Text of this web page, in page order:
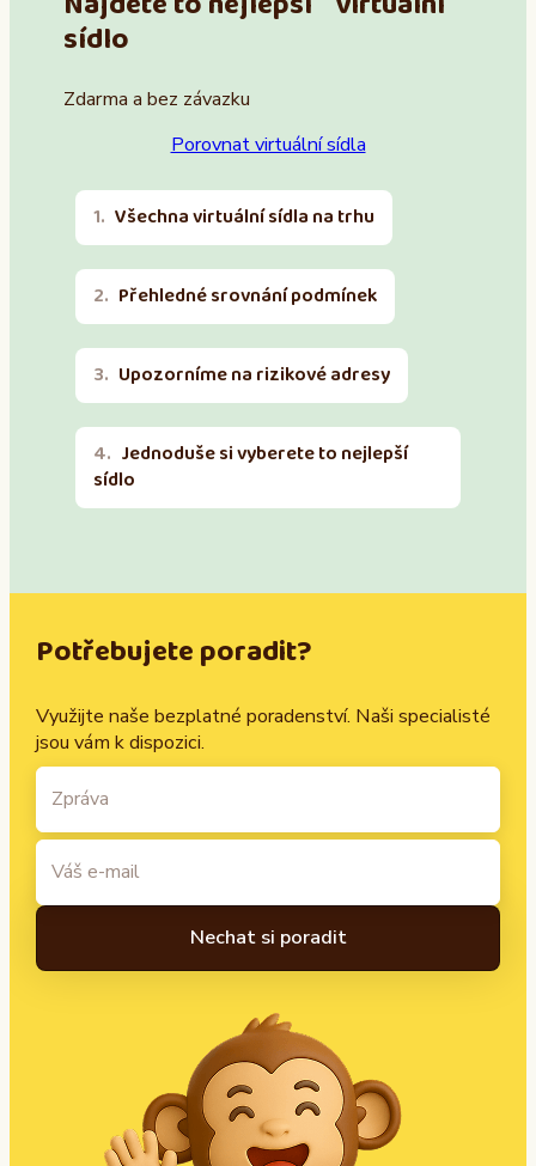
sídlo
Zdarma a bez závazku
Porovnat virtuální sídla
Všechna virtuální sídla na trhu
Přehledné srovnání podmínek
Upozorníme na rizikové adresy
Jednoduše si vyberete to nejlepší
sídlo
Potřebujete poradit?
Využijte naše bezplatné poradenství. Naši specialisté
jsou vám k dispozici.